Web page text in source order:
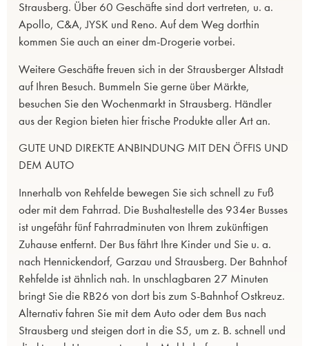
Strausberg. Über 60 Geschäfte sind dort vertreten, u. a.
Apollo, C&A, JYSK und Reno. Auf dem Weg dorthin
kommen Sie auch an einer dm-Drogerie vorbei.
Weitere Geschäfte freuen sich in der Strausberger Altstadt
auf Ihren Besuch. Bummeln Sie gerne über Märkte,
besuchen Sie den Wochenmarkt in Strausberg. Händler
aus der Region bieten hier frische Produkte aller Art an.
GUTE UND DIREKTE ANBINDUNG MIT DEN ÖFFIS UND
DEM AUTO
Innerhalb von Rehfelde bewegen Sie sich schnell zu Fuß
oder mit dem Fahrrad. Die Bushaltestelle des 934er Busses
ist ungefähr fünf Fahrradminuten von Ihrem zukünftigen
Zuhause entfernt. Der Bus fährt Ihre Kinder und Sie u. a.
nach Hennickendorf, Garzau und Strausberg. Der Bahnhof
Rehfelde ist ähnlich nah. In unschlagbaren 27 Minuten
bringt Sie die RB26 von dort bis zum S-Bahnhof Ostkreuz.
Alternativ fahren Sie mit dem Auto oder dem Bus nach
Strausberg und steigen dort in die S5, um z. B. schnell und